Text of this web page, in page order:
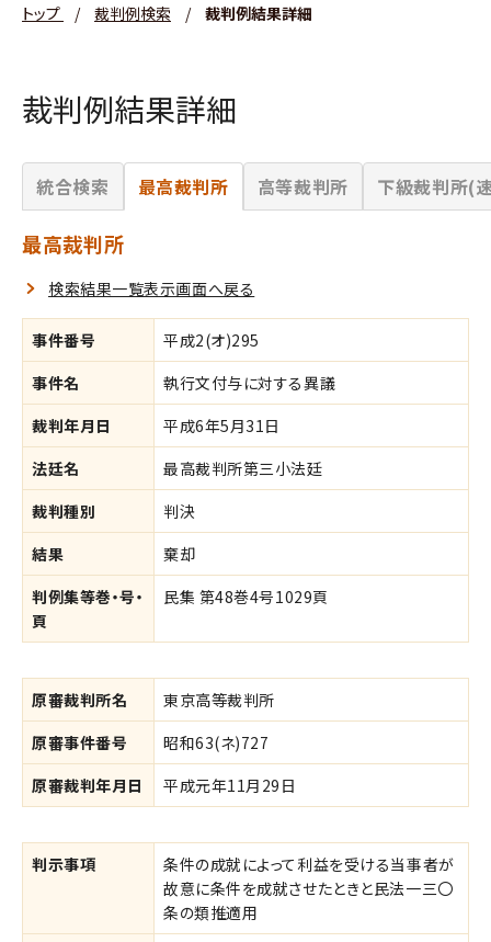
トップ / 裁判例検索 / 裁判例結果詳細
裁判例結果詳細
統合検索 最高裁判所 高等裁判所 下級裁判所(
最高裁判所
検索結果一覧表示画面へ戻る
事件番号
平成2(オ)295
事件名
執行文付与に対する異議
裁判年月日
平成6年5月31日
法廷名
最高裁判所第三小法廷
裁判種別
判決
結果
棄却
判例集等巻・号・
頁
民集 第48巻4号1029頁
原審裁判所名
東京高等裁判所
原審事件番号
昭和63(ネ)727
原審裁判年月日
平成元年11月29日
判示事項
条件の成就によって利益を受ける当事者が
故意に条件を成就させたときと民法一三〇
条の類推適用